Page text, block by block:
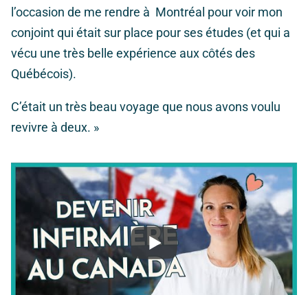
l’occasion de me rendre à Montréal pour voir mon
conjoint qui était sur place pour ses études (et qui a
vécu une très belle expérience aux côtés des
Québécois).
C’était un très beau voyage que nous avons voulu
revivre à deux. »